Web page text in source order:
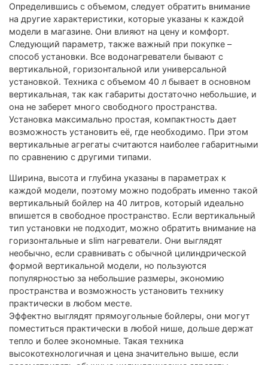
Определившись с объемом, следует обратить внимание
на другие характеристики, которые указаны к каждой
модели в магазине. Они влияют на цену и комфорт.
Следующий параметр, также важный при покупке –
способ установки. Все водонагреватели бывают с
вертикальной, горизонтальной или универсальной
установкой. Техника с объемом 40 л бывает в основном
вертикальная, так как габариты достаточно небольшие, и
она не заберет много свободного пространства.
Установка максимально простая, компактность дает
возможность установить её, где необходимо. При этом
вертикальные агрегаты считаются наиболее габаритными
по сравнению с другими типами.
Ширина, высота и глубина указаны в параметрах к
каждой модели, поэтому можно подобрать именно такой
вертикальный бойлер на 40 литров, который идеально
впишется в свободное пространство. Если вертикальный
тип установки не подходит, можно обратить внимание на
горизонтальные и slim нагреватели. Они выглядят
необычно, если сравнивать с обычной цилиндрической
формой вертикальной модели, но пользуются
популярностью за небольшие размеры, экономию
пространства и возможность установить технику
практически в любом месте.
Эффектно выглядят прямоугольные бойлеры, они могут
поместиться практически в любой нише, дольше держат
тепло и более экономные. Такая техника
высокотехнологичная и цена значительно выше, если